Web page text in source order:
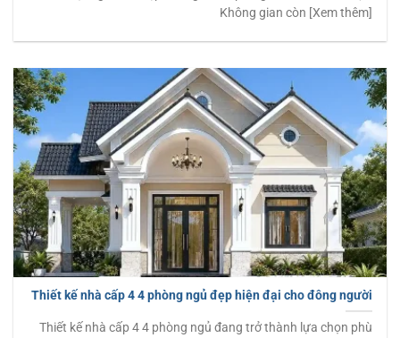
Không gian còn [Xem thêm]
Thiết kế nhà cấp 4 4 phòng ngủ đẹp hiện đại cho đông người
Thiết kế nhà cấp 4 4 phòng ngủ đang trở thành lựa chọn phù